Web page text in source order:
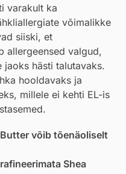
varakult ka
võimalikke
siiski, et
allergeensed valgud,
jaoks hästi talutavaks.
hooldavaks ja
millele ei kehti EL-is
võib tõenäoliselt
Shea